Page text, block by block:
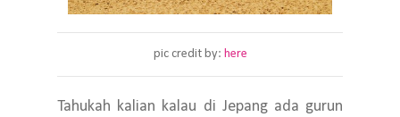
pic credit by: here
Tahukah kalian kalau di Jepang ada gurun